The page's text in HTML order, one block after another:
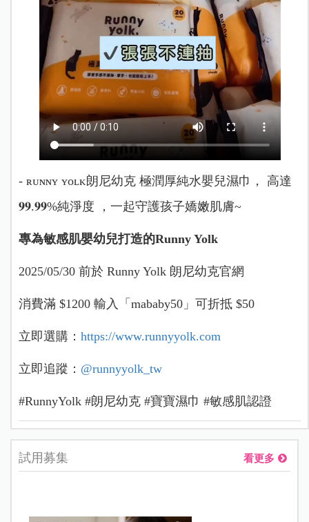
- ʀᴜɴɴʏ ʏᴏʟᴋ朗尼幼克 極潤厚純水嬰兒濕巾， 高達
𝟗𝟗.𝟗𝟗%純淨度 ，一起守護孩子嬌嫩肌膚~
專為敏感肌嬰幼兒打造的Runny Yolk
2025/05/30 前於 Runny Yolk 朗尼幼克官網
消費滿 $1200 輸入「mababy50」可折抵 $50
立即選購： https://www.runnyyolk.com
立即追蹤： @runnyyolk_tw
#RunnyYolk #朗尼幼克 #寶寶濕巾 #敏感肌認證
試用募集 看更多